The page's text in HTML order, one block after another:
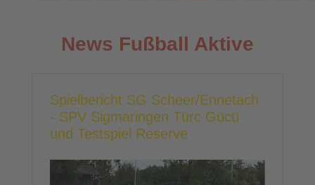
News Fußball Aktive
Spielbericht SG Scheer/Ennetach
- SPV Sigmaringen Türc Gücü
und Testspiel Reserve